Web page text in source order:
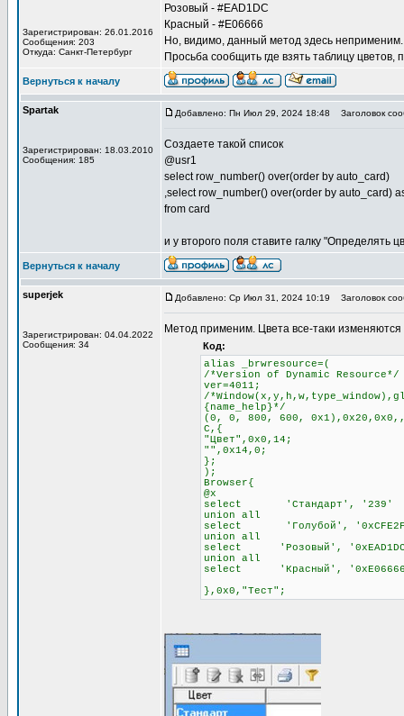
Зарегистрирован: 26.01.2016
Сообщения: 203
Откуда: Санкт-Петербург
Розовый - #EAD1DC
Красный - #E06666
Но, видимо, данный метод здесь неприменим.
Просьба сообщить где взять таблицу
Вернуться к началу
Spartak
Зарегистрирован: 18.03.2010
Сообщения: 185
Добавлено: Пн Июл 29, 2024 18:48 Заголовок
Создаете такой список
@usr1
select row_number() over(order by auto_card)
,select row_number() over(order by auto_card)
from card
и у второго поля ставите галку "Определять
Вернуться к началу
superjek
Зарегистрирован: 04.04.2022
Сообщения: 34
Добавлено: Ср Июл 31, 2024 10:19 Заголовок
Метод применим. Цвета все-таки изменяются
Код:
alias _brwresource=(
/*Version of Dynamic Resource*/
ver=4011;
/
{name_help}*/
(0, 0, 800, 600,
C,{
"Цвет",0x0,14;
"",0x14,0;
};
);
Browser{
@x
select 'Стандарт', '239'
union all
select 'Голубой',
union all
select 'Розовый',
union all
select 'Красный',
},0x0,"Тест";